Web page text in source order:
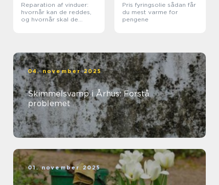
Reparation af vinduer:
hvornår kan de reddes,
og hvornår skal de
Pris fyringsolie sådan får
du mest varme for
pengene
04. november 2025
Skimmelsvamp i Århus: Forstå
problemet
01. november 2025